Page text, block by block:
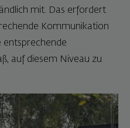
mit. Das erfordert
Kommunikation
entsprechende
auf diesem Niveau zu